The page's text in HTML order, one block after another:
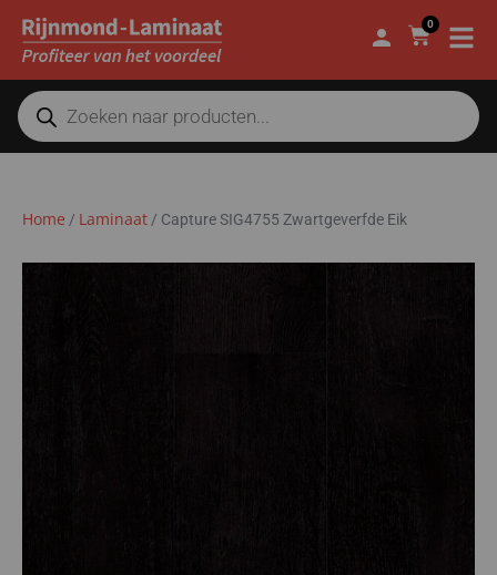
0
Home / Laminaat / Capture SIG4755 Zwartgeverfde Eik